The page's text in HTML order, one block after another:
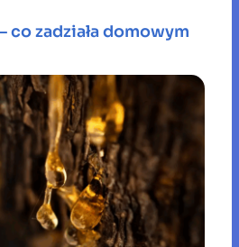
co zadziała domowym